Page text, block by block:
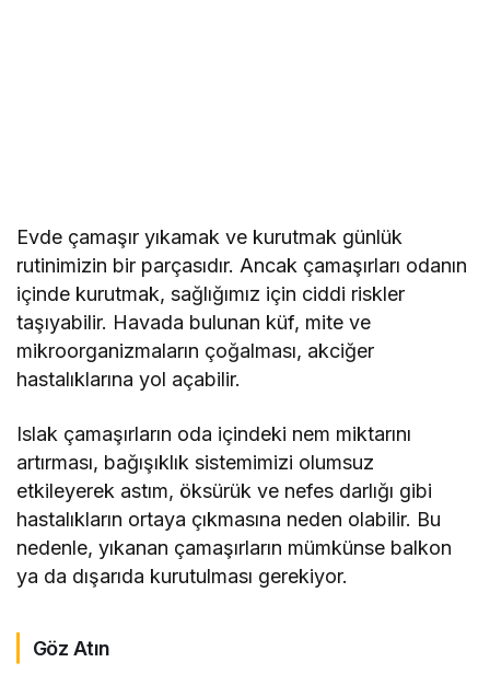
Evde çamaşır yıkamak ve kurutmak günlük
rutinimizin bir parçasıdır. Ancak çamaşırları odanın
içinde kurutmak, sağlığımız için ciddi riskler
taşıyabilir. Havada bulunan küf, mite ve
mikroorganizmaların çoğalması, akciğer
hastalıklarına yol açabilir.
Islak çamaşırların oda içindeki nem miktarını
artırması, bağışıklık sistemimizi olumsuz
etkileyerek astım, öksürük ve nefes darlığı gibi
hastalıkların ortaya çıkmasına neden olabilir. Bu
nedenle, yıkanan çamaşırların mümkünse balkon
ya da dışarıda kurutulması gerekiyor.
Göz Atın